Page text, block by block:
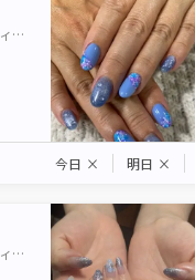
パラジェルネイル専門フィルイン導入店 Nai-Chan Nail 後楽園【水道橋店】
今日 × 明日 ×
パラジェルネイル専門フィルイン導入店 Nai-Chan Nail 後楽園【水道橋店】